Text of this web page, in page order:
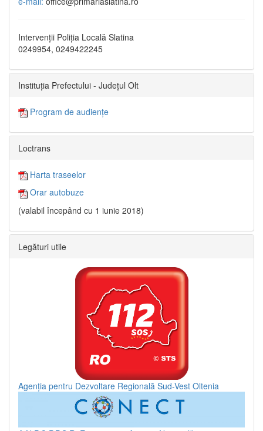
Intervenții Poliția Locală Slatina
0249954, 0249422245
Instituția Prefectului - Județul Olt
Program de audiențe
Loctrans
Harta traseelor
Orar autobuze
(valabil începând cu 1 iunie 2018)
Legături utile
Agenția pentru Dezvoltare Regională Sud-Vest Oltenia